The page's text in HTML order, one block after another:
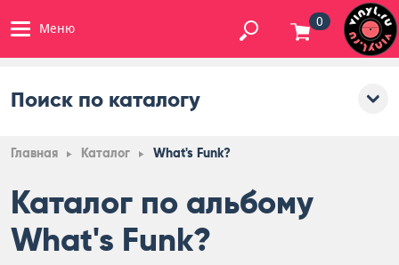
Меню 0
Поиск по каталогу
Главная Каталог What's Funk?
Каталог по альбому
What's Funk?